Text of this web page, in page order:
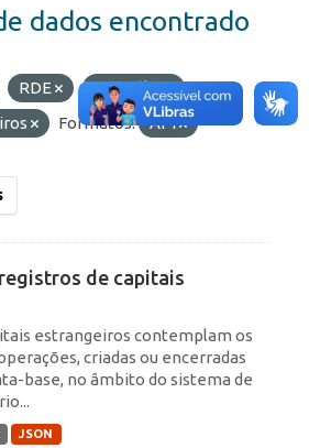
dados encontrado
RDE
Portfólio
Formatos:
API
de capitais
estrangeiros contemplam os
criadas ou encerradas
base, no âmbito do sistema de
JSON